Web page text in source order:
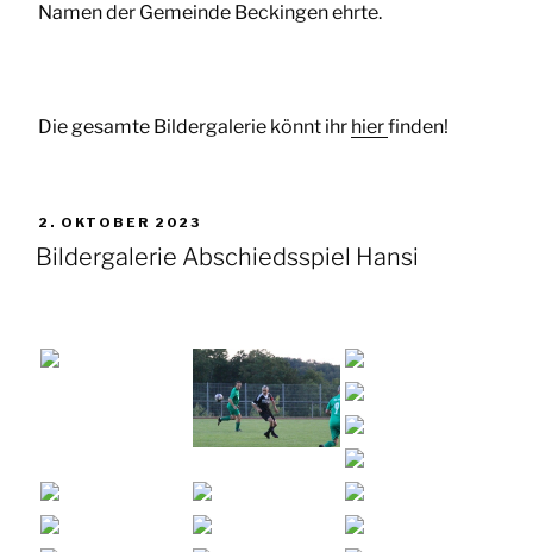
Namen der Gemeinde Beckingen ehrte.
Die gesamte Bildergalerie könnt ihr hierfinden!
VERÖFFENTLICHT
AM
2. OKTOBER 2023
Bildergalerie Abschiedsspiel Hansi